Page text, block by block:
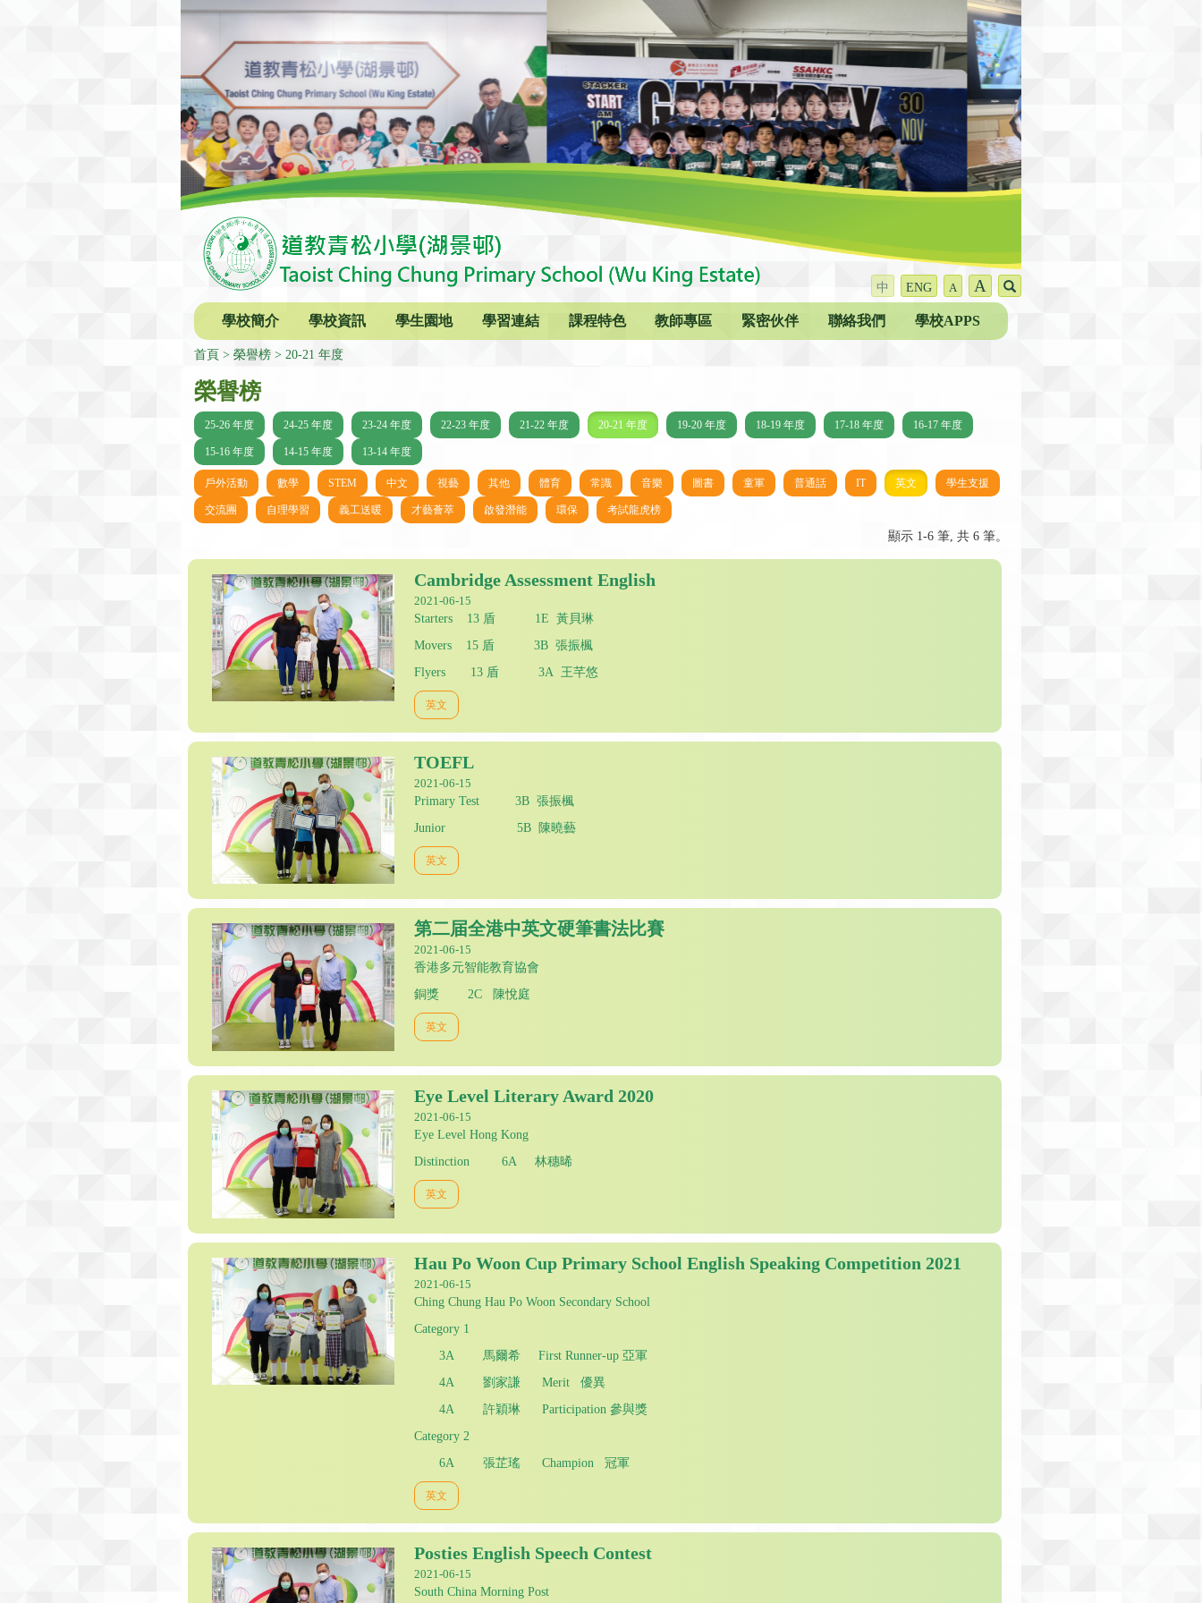
中 ENG A A
學校簡介 學校資訊 學生園地 學習連結 課程特色 教師專區 緊密伙伴 聯絡我們 學校APPS
首頁 榮譽榜 20-21 年度
榮譽榜
25-26 年度 24-25 年度 23-24 年度 22-23 年度 21-22 年度 20-21 年度 19-20 年度 18-19 年度 17-18 年度 16-17 年度
15-16 年度 14-15 年度 13-14 年度
戶外活動 數學 STEM 中文 視藝 其他 體育 常識 音樂 圖書 童軍 普通話 IT 英文 學生支援
交流團 自理學習 義工送暖 才藝薈萃 啟發潛能 環保 考試龍虎榜
顯示 1-6 筆, 共 6 筆。
Cambridge Assessment English
2021-06-15
Starters 13 盾 1E 黃貝琳
Movers 15 盾 3B 張振楓
Flyers 13 盾 3A 王芊悠
英文
TOEFL
2021-06-15
Primary Test 3B 張振楓
Junior 5B 陳曉藝
英文
第二届全港中英文硬筆書法比賽
2021-06-15
香港多元智能教育協會
銅獎 2C 陳悅庭
英文
Eye Level Literary Award 2020
2021-06-15
Eye Level Hong Kong
Distinction 6A 林穗晞
英文
Hau Po Woon Cup Primary School English Speaking Competition 2021
2021-06-15
Ching Chung Hau Po Woon Secondary School
Category 1
3A 馬爾希 First Runner-up 亞軍
4A 劉家謙 Merit 優異
4A 許穎琳 Participation 參與獎
Category 2
6A 張芷瑤 Champion 冠軍
英文
Posties English Speech Contest
2021-06-15
South China Morning Post